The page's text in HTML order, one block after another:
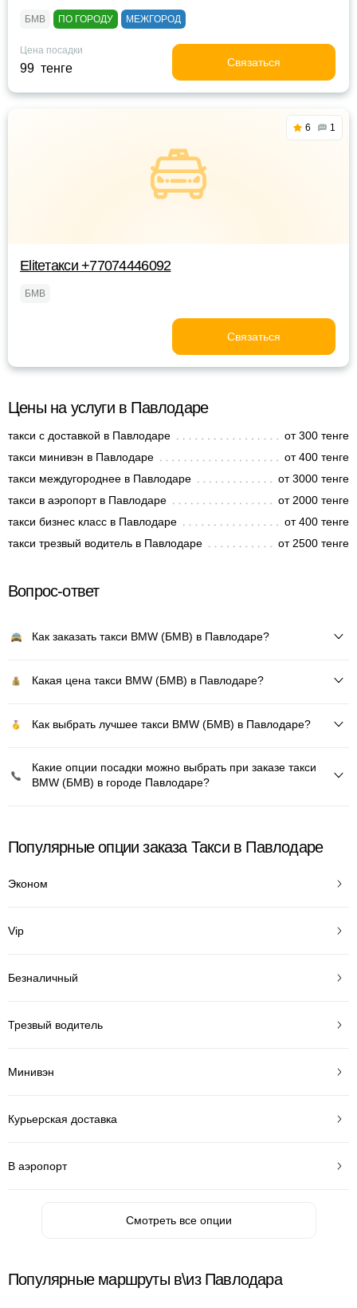
БМВ ПО ГОРОДУ МЕЖГОРОД
Цена посадки
99 тенге Связаться
6 1
Eliteтакси +77074446092
БМВ
Связаться
Цены на услуги в Павлодаре
такси с доставкой в Павлодаре
от 300 тенге
такси минивэн в Павлодаре
от 400 тенге
такси междугороднее в Павлодаре
от 3000 тенге
такси в аэропорт в Павлодаре
от 2000 тенге
такси бизнес класс в Павлодаре
от 400 тенге
такси трезвый водитель в Павлодаре
от 2500 тенге
Вопрос-ответ
Как заказать такси BMW (БМВ) в Павлодаре?
Какая цена такси BMW (БМВ) в Павлодаре?
Как выбрать лучшее такси BMW (БМВ) в Павлодаре?
Какие опции посадки можно выбрать при заказе такси
BMW (БМВ) в городе Павлодаре?
Популярные опции заказа Такси в Павлодаре
Эконом
Vip
Безналичный
Трезвый водитель
Минивэн
Курьерская доставка
В аэропорт
Смотреть все опции
Популярные маршруты в\из Павлодара